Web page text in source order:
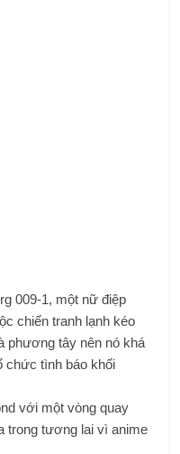
009-1, một nữ điệp
chiến tranh lạnh kéo
phương tây nên nó khá
chức tình báo khối
với một vòng quay
trong tương lai vì anime